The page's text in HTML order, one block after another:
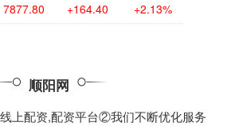
7877.80 +164.40 +2.13%
顺阳网
上配资,配资平台②我们不断优化服务